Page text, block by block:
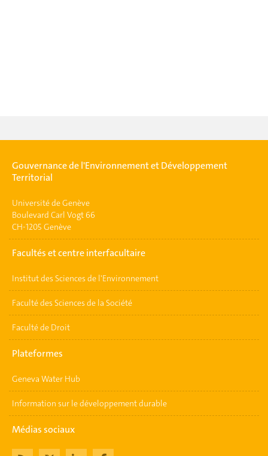
Gouvernance de l'Environnement et Développement
Territorial
Université de Genève
Boulevard Carl Vogt 66
CH-1205 Genève
Facultés et centre interfacultaire
Institut des Sciences de l'Environnement
Faculté des Sciences de la Société
Faculté de Droit
Plateformes
Geneva Water Hub
Information sur le développement durable
Médias sociaux